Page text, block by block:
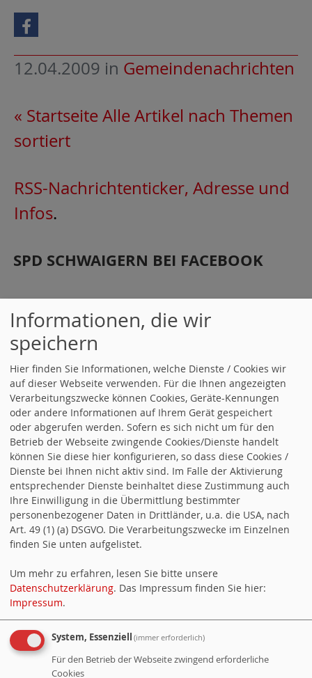
12.04.2009 in Gemeindenachrichten
« StartseiteAlle Artikel nach Themen
sortiert
RSS-Nachrichtenticker, Adresse und
Infos.
SPD SCHWAIGERN BEI FACEBOOK
WER IST ONLINE
Informationen, die wir
speichern
Hier finden Sie Informationen, welche Dienste / Cookies wir
auf dieser Webseite verwenden. Für die Ihnen angezeigten
Verarbeitungszwecke können Cookies, Geräte-Kennungen
oder andere Informationen auf Ihrem Gerät gespeichert
oder abgerufen werden. Sofern es sich nicht um für den
Betrieb der Webseite zwingende Cookies/Dienste handelt
können Sie diese hier konfigurieren, so dass diese Cookies /
Dienste bei Ihnen nicht aktiv sind. Im Falle der Aktivierung
entsprechender Dienste beinhaltet diese Zustimmung auch
Ihre Einwilligung in die Übermittlung bestimmter
personenbezogener Daten in Drittländer, u.a. die USA, nach
Art. 49 (1) (a) DSGVO. Die Verarbeitungszwecke im Einzelnen
finden Sie unten aufgelistet.
Um mehr zu erfahren, lesen Sie bitte unsere
Datenschutzerklärung. Das Impressum finden Sie hier:
Impressum.
System, Essenziell (immer erforderlich)
Für den Betrieb der Webseite zwingend erforderliche
Cookies